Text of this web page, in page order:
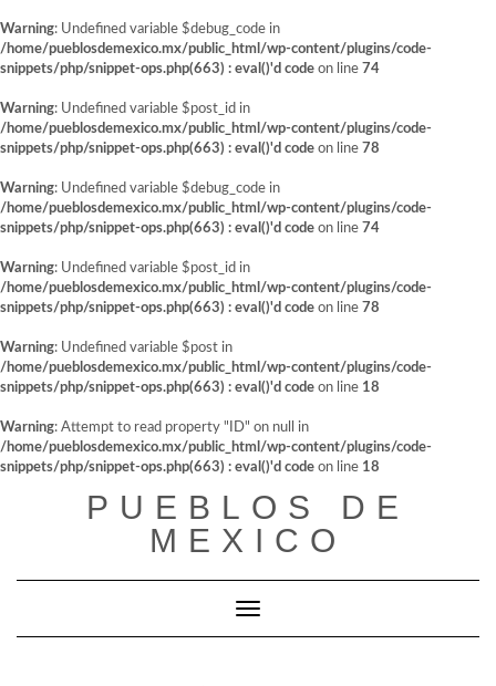
Warning: Undefined variable $debug_code in
/home/pueblosdemexico.mx/public_html/wp-content/plugins/code-
snippets/php/snippet-ops.php(663) : eval()'d code on line 74
Warning: Undefined variable $post_id in
/home/pueblosdemexico.mx/public_html/wp-content/plugins/code-
snippets/php/snippet-ops.php(663) : eval()'d code on line 78
Warning: Undefined variable $debug_code in
/home/pueblosdemexico.mx/public_html/wp-content/plugins/code-
snippets/php/snippet-ops.php(663) : eval()'d code on line 74
Warning: Undefined variable $post_id in
/home/pueblosdemexico.mx/public_html/wp-content/plugins/code-
snippets/php/snippet-ops.php(663) : eval()'d code on line 78
Warning: Undefined variable $post in
/home/pueblosdemexico.mx/public_html/wp-content/plugins/code-
snippets/php/snippet-ops.php(663) : eval()'d code on line 18
Warning: Attempt to read property "ID" on null in
/home/pueblosdemexico.mx/public_html/wp-content/plugins/code-
snippets/php/snippet-ops.php(663) : eval()'d code on line 18
PUEBLOS DE
MEXICO
Cambiar modo de navegación